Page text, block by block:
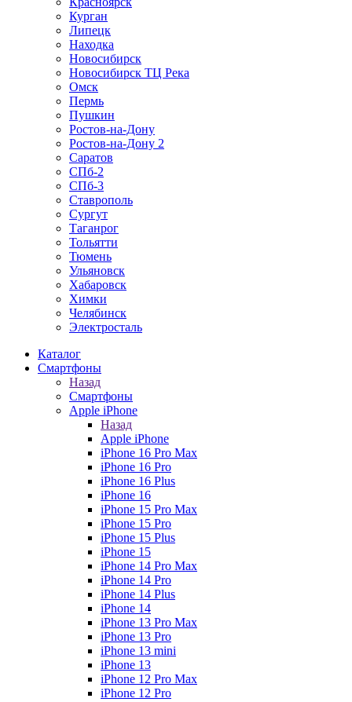
Курган
Липецк
Находка
Новосибирск
Новосибирск ТЦ Река
Омск
Пермь
Пушкин
Ростов-на-Дону
Ростов-на-Дону 2
Саратов
СПб-2
СПб-3
Ставрополь
Сургут
Таганрог
Тольятти
Тюмень
Ульяновск
Хабаровск
Химки
Челябинск
Электросталь
Каталог
Смартфоны
Назад
Смартфоны
Apple iPhone
Назад
Apple iPhone
iPhone 16 Pro Max
iPhone 16 Pro
iPhone 16 Plus
iPhone 16
iPhone 15 Pro Max
iPhone 15 Pro
iPhone 15 Plus
iPhone 15
iPhone 14 Pro Max
iPhone 14 Pro
iPhone 14 Plus
iPhone 14
iPhone 13 Pro Max
iPhone 13 Pro
iPhone 13 mini
iPhone 13
iPhone 12 Pro Max
iPhone 12 Pro